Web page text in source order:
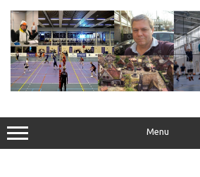
naar
inhoud
Menu